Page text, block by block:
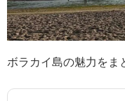
ボラカイ島の魅力をま